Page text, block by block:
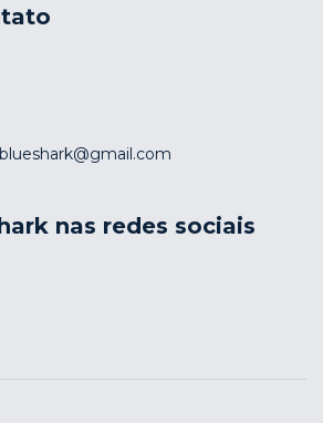
nas redes sociais